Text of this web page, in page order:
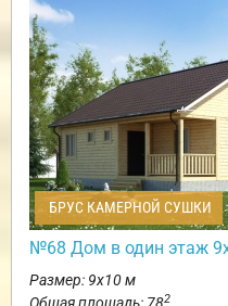
БРУС КАМЕРНОЙ СУШКИ
№68 Дом в один этаж
Размер: 9х10 м
2